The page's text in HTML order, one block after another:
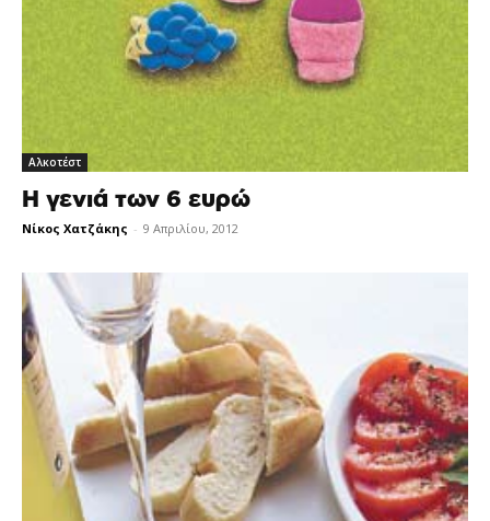
Αλκοτέστ
Η γενιά των 6 ευρώ
Νίκος Χατζάκης - 9 Απριλίου, 2012